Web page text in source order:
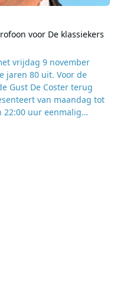
voor De klassiekers
vrijdag 9 november
jaren 80 uit. Voor de
Gust De Coster terug
van maandag tot
22:00 uur eenmalig
en Elisa Waut van